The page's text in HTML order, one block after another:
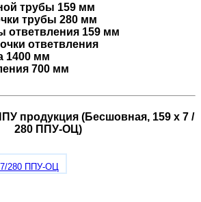
трубы 159 мм
трубы 280 мм
ответвления 159 мм
ответвления
1400 мм
700 мм
продукция (Бесшовная, 159 х 7 /
280 ППУ-ОЦ)